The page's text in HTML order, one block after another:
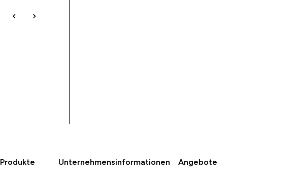
Produkte Unternehmensinformationen Angebote